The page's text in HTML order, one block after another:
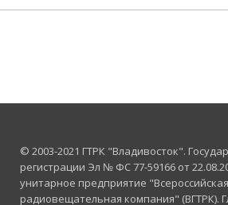
© 2003-2021 ГТРК "Владивосток".
регистрации Эл № ФС 77-59166 от
унитарное предприятие
радиовещательная компания" (ВГТРК).